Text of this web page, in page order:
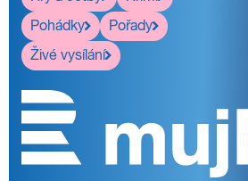
Pohádky
Pořady
Živé vysílání